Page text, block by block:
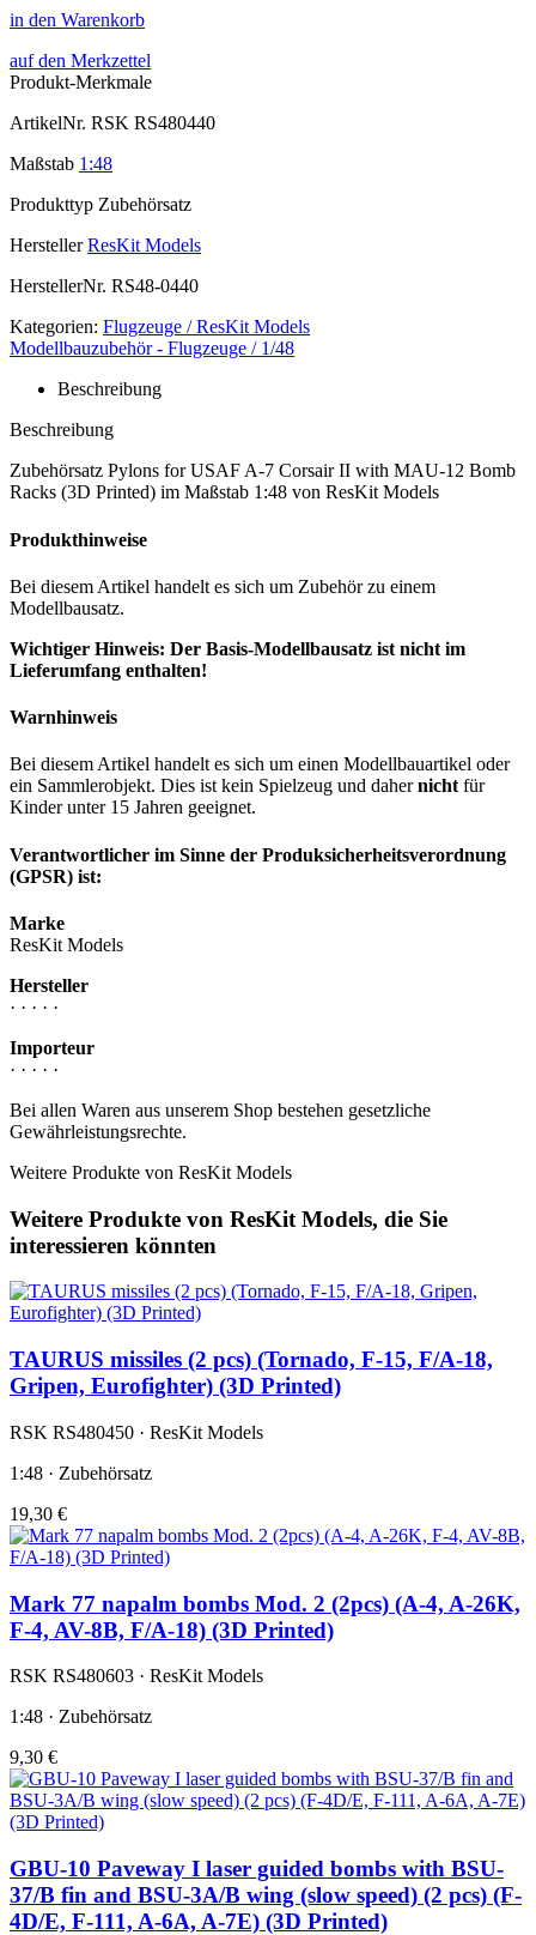
in den Warenkorb
auf den Merkzettel
Produkt-Merkmale
ArtikelNr. RSK RS480440
Maßstab 1:48
Produkttyp Zubehörsatz
Hersteller ResKit Models
HerstellerNr. RS48-0440
Kategorien: Flugzeuge / ResKit Models
Modellbauzubehör - Flugzeuge / 1/48
Beschreibung
Beschreibung
Zubehörsatz Pylons for USAF A-7 Corsair II with MAU-12 Bomb
Racks (3D Printed) im Maßstab 1:48 von ResKit Models
Produkthinweise
Bei diesem Artikel handelt es sich um Zubehör zu einem
Modellbausatz.
Wichtiger Hinweis: Der Basis-Modellbausatz ist nicht im
Lieferumfang enthalten!
Warnhinweis
Bei diesem Artikel handelt es sich um einen Modellbauartikel oder
ein Sammlerobjekt. Dies ist kein Spielzeug und dahernicht für
Kinder unter 15 Jahren geeignet.
Verantwortlicher im Sinne der Produksicherheitsverordnung
(GPSR) ist:
Marke
ResKit Models
Hersteller
· · · · ·
Importeur
· · · · ·
Bei allen Waren aus unserem Shop bestehen gesetzliche
Gewährleistungsrechte.
Weitere Produkte von ResKit Models
Weitere Produkte von ResKit Models, die Sie
interessieren könnten
TAURUS missiles (2 pcs) (Tornado, F-15, F/A-18,
Gripen, Eurofighter) (3D Printed)
RSK RS480450 · ResKit Models
1:48 · Zubehörsatz
19,30 €
Mark 77 napalm bombs Mod. 2 (2pcs) (A-4, A-26K,
F-4, AV-8B, F/A-18) (3D Printed)
RSK RS480603 · ResKit Models
1:48 · Zubehörsatz
9,30 €
GBU-10 Paveway I laser guided bombs with BSU-
37/B fin and BSU-3A/B wing (slow speed) (2 pcs) (F-
4D/E, F-111, A-6A, A-7E) (3D Printed)